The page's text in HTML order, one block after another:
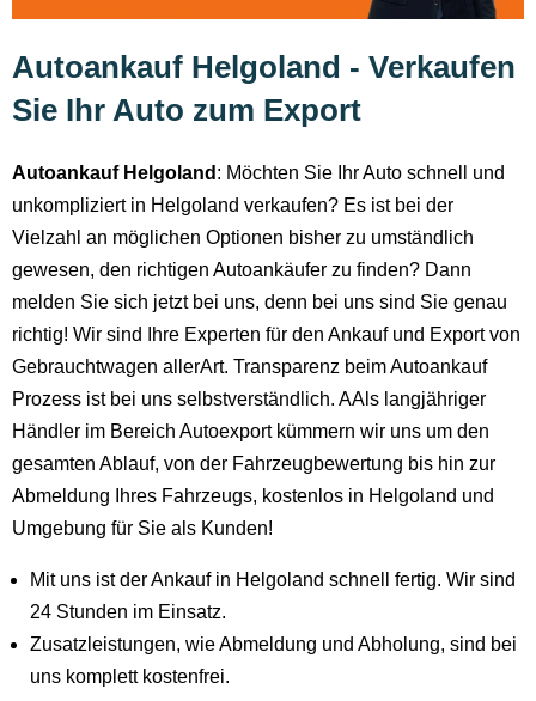
Autoankauf Helgoland - Verkaufen
Sie Ihr Auto zum Export
Autoankauf Helgoland : Möchten Sie Ihr Auto schnell und
unkompliziert in Helgoland verkaufen? Es ist bei der
Vielzahl an möglichen Optionen bisher zu umständlich
gewesen, den richtigen Autoankäufer zu finden? Dann
melden Sie sich jetzt bei uns, denn bei uns sind Sie genau
richtig! Wir sind Ihre Experten für den Ankauf und Export von
Gebrauchtwagen allerArt. Transparenz beim Autoankauf
Prozess ist bei uns selbstverständlich. AAls langjähriger
Händler im Bereich Autoexport kümmern wir uns um den
gesamten Ablauf, von der Fahrzeugbewertung bis hin zur
Abmeldung Ihres Fahrzeugs, kostenlos in Helgoland und
Umgebung für Sie als Kunden!
Mit uns ist der Ankauf in Helgoland schnell fertig. Wir sind
24 Stunden im Einsatz.
Zusatzleistungen, wie Abmeldung und Abholung, sind bei
uns komplett kostenfrei.